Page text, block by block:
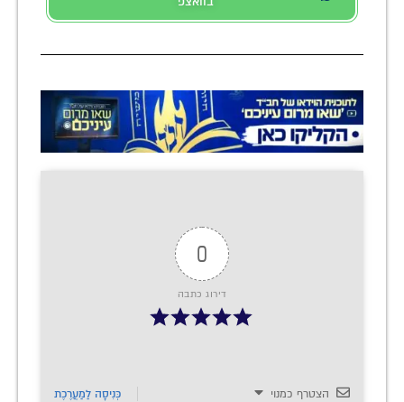
0
דירוג כתבה
הצטרף כמנוי כְּנִיסָה לַמַעֲרֶכֶת